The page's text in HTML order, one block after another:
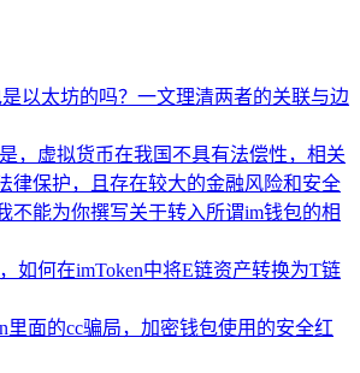
是以太坊的吗？一文理清两者的关联与边
，虚拟货币在我国不具有法偿性，相关
律保护，且存在较大的金融风险和安全
不能为你撰写关于转入所谓im钱包的相
如何在imToken中将E链资产转换为T链
里面的cc骗局，加密钱包使用的安全红